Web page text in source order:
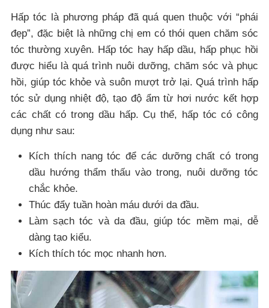
Hấp tóc là phương pháp đã quá quen thuộc với “phái
đẹp”, đặc biệt là những chị em có thói quen chăm sóc
tóc thường xuyên. Hấp tóc hay hấp dầu, hấp phục hồi
được hiểu là quá trình nuôi dưỡng, chăm sóc và phục
hồi, giúp tóc khỏe và suôn mượt trở lại. Quá trình hấp
tóc sử dụng nhiệt độ, tạo độ ẩm từ hơi nước kết hợp
các chất có trong dầu hấp. Cụ thể, hấp tóc có công
dụng như sau:
Kích thích nang tóc để các dưỡng chất có trong
dầu hướng thẩm thấu vào trong, nuôi dưỡng tóc
chắc khỏe.
Thúc đẩy tuần hoàn máu dưới da đầu.
Làm sạch tóc và da đầu, giúp tóc mềm mại, dễ
dàng tạo kiểu.
Kích thích tóc mọc nhanh hơn.